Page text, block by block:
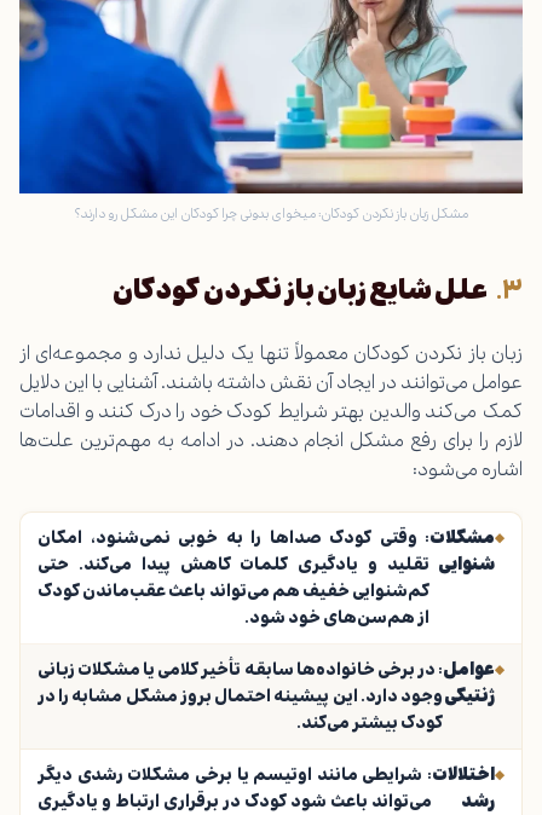
مشکل زبان باز نکردن کودکان: میخوای بدونی چرا کودکان این مشکل رو دارند؟
علل شایع زبان باز نکردن کودکان
زبان باز نکردن کودکان معمولاً تنها یک دلیل ندارد و مجموعه‌ای از
عوامل می‌توانند در ایجاد آن نقش داشته باشند. آشنایی با این دلایل
کمک می‌کند والدین بهتر شرایط کودک خود را درک کنند و اقدامات
لازم را برای رفع مشکل انجام دهند. در ادامه به مهم‌ترین علت‌ها
اشاره می‌شود:
مشکلات
شنوایی
: وقتی کودک صداها را به خوبی نمی‌شنود، امکان
تقلید و یادگیری کلمات کاهش پیدا می‌کند. حتی
کم‌شنوایی خفیف هم می‌تواند باعث عقب‌ماندن کودک
از هم‌سن‌های خود شود.
عوامل
ژنتیکی
: در برخی خانواده‌ها سابقه تأخیر کلامی یا مشکلات زبانی
وجود دارد. این پیشینه احتمال بروز مشکل مشابه را در
کودک بیشتر می‌کند.
اختلالات
رشد
: شرایطی مانند اوتیسم یا برخی مشکلات رشدی دیگر
می‌تواند باعث شود کودک در برقراری ارتباط و یادگیری